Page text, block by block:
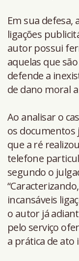
Em sua defesa,
ligações
autor possui
aquelas que
defende a
de dano moral
Ao analisar o
os
que a ré
telefone
segundo o
incansáveis
o autor já
pelo serviço
a prática de ato